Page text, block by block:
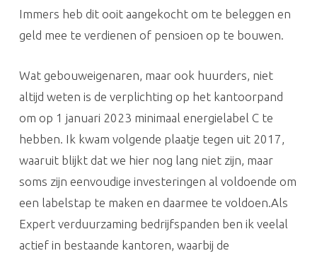
Immers heb dit ooit aangekocht om te beleggen en
geld mee te verdienen of pensioen op te bouwen.
Wat gebouweigenaren, maar ook huurders, niet
altijd weten is de verplichting op het kantoorpand
om op 1 januari 2023 minimaal energielabel C te
hebben. Ik kwam volgende plaatje tegen uit 2017,
waaruit blijkt dat we hier nog lang niet zijn, maar
soms zijn eenvoudige investeringen al voldoende om
een labelstap te maken en daarmee te voldoen.Als
Expert verduurzaming bedrijfspanden ben ik veelal
actief in bestaande kantoren, waarbij de